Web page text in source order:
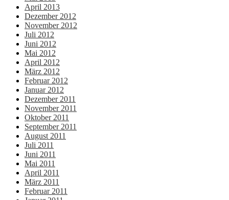
April 2013
Dezember 2012
November 2012
Juli 2012
Juni 2012
Mai 2012
April 2012
März 2012
Februar 2012
Januar 2012
Dezember 2011
November 2011
Oktober 2011
September 2011
August 2011
Juli 2011
Juni 2011
Mai 2011
April 2011
März 2011
Februar 2011